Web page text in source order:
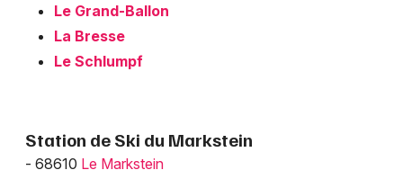
Le Grand-Ballon
La Bresse
Le Schlumpf
Station de Ski du Markstein
- 68610 Le Markstein